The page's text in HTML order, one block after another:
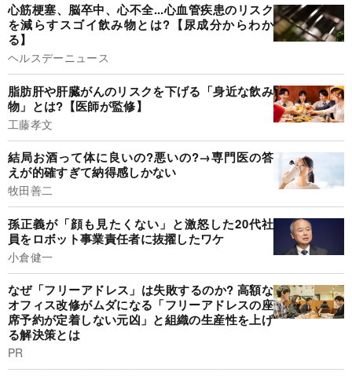
心筋梗塞、脳卒中、心不全...心血管疾患のリスク
を減らすスゴイ飲み物とは?【尿成分からわか
る】
ヘルスデーニュース
脂肪肝や肝臓がんのリスクを下げる「身近な飲み
物」とは?【医師が監修】
工藤孝文
結局お酒って体に良いの?悪いの?→専門医の答
えが的確すぎて納得感しかない
牧田善二
孫正義が「顔も見たくない」と激怒した20代社
員をロボット事業責任者に抜擢したワケ
小倉健一
なぜ「フリーアドレス」は失敗するのか? 高額な
オフィス改修がムダになる「フリーアドレスの座
席予約が定着しない元凶」と組織の生産性を上げ
る解決策とは
PR